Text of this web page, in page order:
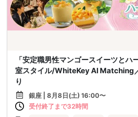
「安定職男性マンゴースイーツとハ
室スタイル/WhiteKey AI Matching
り
銀座 | 8月8日(土) 16:00〜
受付終了まで32時間